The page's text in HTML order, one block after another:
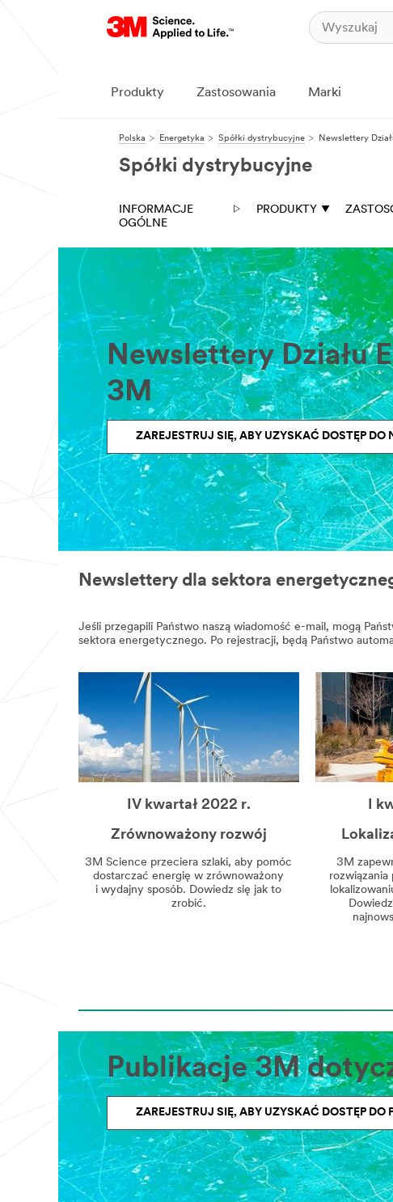
przedstawiciela
jednego
naszych
biznesowych,
udostępniliśmy
osobowe
zgodnie
Polityką
prywatności
.
Produkty Zastosowania Marki
Polska Energetyka Spółki dystrybucyjne Newslettery
Spółki dystrybucyjne
INFORMACJE
OGÓLNE
PRODUKTY
Newslettery Działu
3M
ZAREJESTRUJ SIĘ, ABY UZYSKAĆ DOSTĘP DO
Newslettery dla sektora
Jeśli przegapili Państwo naszą wiadomość e-mail, mogą
sektora energetycznego. Po rejestracji, będą Państwo
IV kwartał 2022 r.
Zrównoważony rozwój
3M Science przeciera szlaki, aby pomóc
dostarczać energię w zrównoważony
i wydajny sposób. Dowiedz się jak to
zrobić.
I
3M
rozwiązania
Publikacje 3M
ZAREJESTRUJ SIĘ, ABY UZYSKAĆ DOSTĘP DO